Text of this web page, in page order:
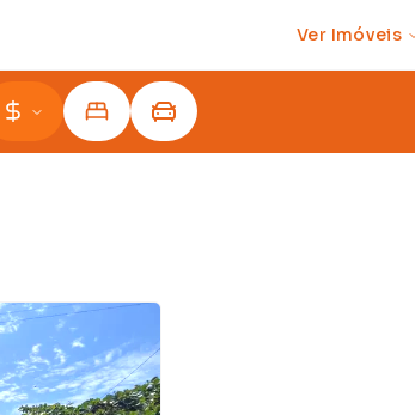
Ver Imóveis